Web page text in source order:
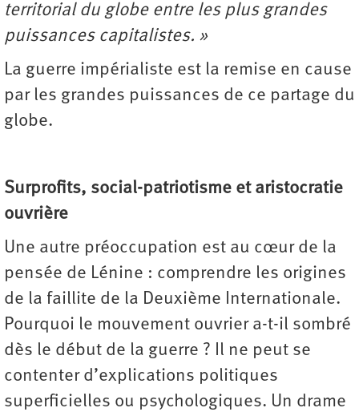
territorial du globe entre les plus grandes
puissances capitalistes. »
La guerre impérialiste est la remise en cause
par les grandes puissances de ce partage du
globe.
Surprofits, social-patriotisme et aristocratie
ouvrière
Une autre préoccupation est au cœur de la
pensée de Lénine : comprendre les origines
de la faillite de la Deuxième Internationale.
Pourquoi le mouvement ouvrier a-t-il sombré
dès le début de la guerre ? Il ne peut se
contenter d’explications politiques
superficielles ou psychologiques. Un drame